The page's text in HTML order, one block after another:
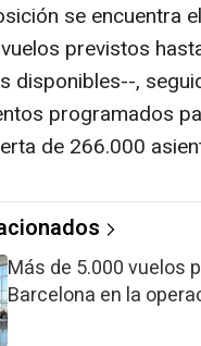
se encuentra
previstos
disponibles--,
programados
de 266.000
Más de 5.000 vuelos
Barcelona en la